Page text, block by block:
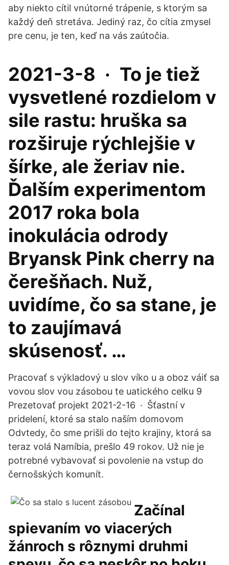
aby niekto cítil vnútorné trápenie, s ktorým sa
každý deň stretáva. Jediný raz, čo cítia zmysel
pre cenu, je ten, keď na vás zaútočia.
2021-3-8 · To je tiež
vysvetlené rozdielom v
sile rastu: hruška sa
rozširuje rýchlejšie v
šírke, ale žeriav nie.
Ďalším experimentom
2017 roka bola
inokulácia odrody
Bryansk Pink cherry na
čerešňach. Nuž,
uvidíme, čo sa stane, je
to zaujímavá
skúsenosť. …
Pracovať s výkladový u slov víko u a oboz váiť sa
vovou slov vou zásobou te uatického celku 9
Prezetovať projekt 2021-2-16 · Šťastní v
pridelení, ktoré sa stalo naším domovom
Odvtedy, čo sme prišli do tejto krajiny, ktorá sa
teraz volá Namíbia, prešlo 49 rokov. Už nie je
potrebné vybavovať si povolenie na vstup do
černošských komunít.
Začínal
spievaním vo viacerých
žánroch s rôznymi druhmi